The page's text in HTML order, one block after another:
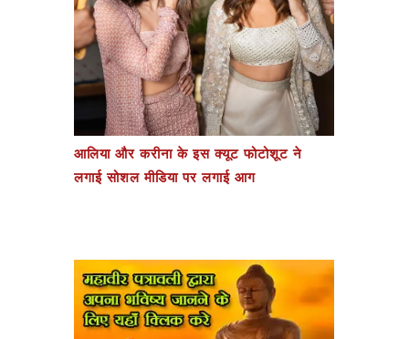
आलिया और करीना के इस क्यूट फोटोशूट ने
लगाई सोशल मीडिया पर लगाई आग